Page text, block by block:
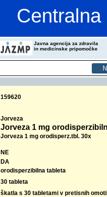
Javna agencija za zdravila
in medicinske pripomočke
159620
Jorveza
Jorveza 1 mg
Jorveza 1 mg orodisperz.tbl. 30x
NE
DA
orodisperzibilna tableta
30 tableta
škatla s 30 tabletami v pretisnih